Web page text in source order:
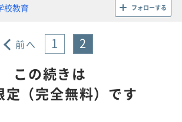
校教育 フォローする
前へ 1 2
この続きは
定（完全無料）です